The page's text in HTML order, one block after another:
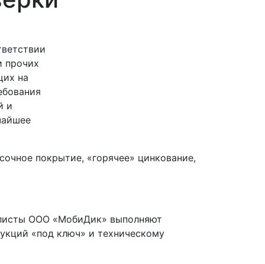
прочих
на
и
покрытие, «горячее» цинкование,
ООО «МобиДик» выполняют
«под ключ» и техническому